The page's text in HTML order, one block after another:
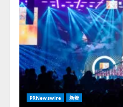
PRNewswire 新着